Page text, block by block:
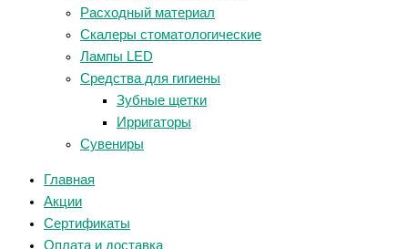
Расходный материал
Скалеры стоматологические
Лампы LED
Средства для гигиены
Зубные щетки
Ирригаторы
Сувениры
Главная
Акции
Сертификаты
Оплата и доставка